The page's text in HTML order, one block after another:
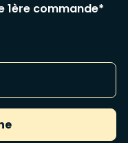
1ère commande*